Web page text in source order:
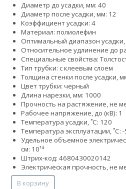
Диаметр до усадки, мм: 40
Диаметр после усадки, мм: 12
Коэффициент усадки: 4
Материал: полиолефин
Оптимальный диапазон
Относительное удлинение до
Специальные свойства:
Тип трубки: с клеевым слоем
Толщина стенки после усадки,
Цвет трубки: черный
Длина нарезки, мм: 1000
Прочность на растяжение, не
Рабочее напряжение, до (кВ): 1
Температура усадки, ˚С: 120
Температура эксплуатации, ˚С:
Удельное объемное
см: 10¹⁴
Штрих-код: 4680430020142
Электрическая прочность, не
В корзину